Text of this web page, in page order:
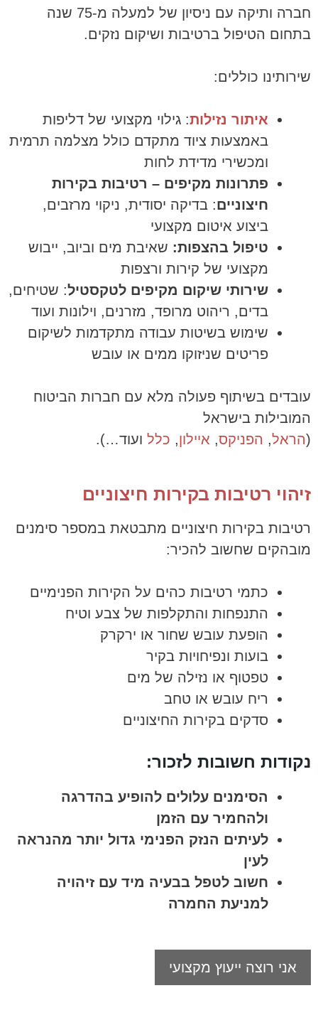
חברה ותיקה עם ניסיון של למעלה מ-75 שנה
בתחום הטיפול ברטיבות ושיקום נזקים.
שירותינו כוללים:
איתור נזילות: גילוי מקצועי של דליפות
באמצעות ציוד מתקדם כולל מצלמה תרמית
ומכשירי מדידת לחות
פתרונות מקיפים – רטיבות בקירות
חיצוניים: בדיקה יסודית, ניקוי מרזבים,
ביצוע איטום מקצועי
טיפול בהצפות: שאיבת מים וביוב, ייבוש
מקצועי של קירות ורצפות
שירותי שיקום מקיפים לטקסטיל: שטיחים,
בדים, ריהוט מרופד, מזרנים, וילונות ועוד
שימוש בשיטות עבודה מתקדמות לשיקום
פריטים שניזוקו ממים או עובש
עובדים בשיתוף פעולה מלא עם חברות הביטוח
המובילות בישראל
(הראל, הפניקס, איילון, כלל ועוד…).
זיהוי רטיבות בקירות חיצוניים
רטיבות בקירות חיצוניים מתבטאת במספר סימנים
מובהקים שחשוב להכיר:
כתמי רטיבות כהים על הקירות הפנימיים
התנפחות והתקלפות של צבע וטיח
הופעת עובש שחור או ירקרק
בועות ונפיחויות בקיר
טפטוף או נזילה של מים
ריח עובש או טחב
סדקים בקירות החיצוניים
נקודות חשובות לזכור:
הסימנים עלולים להופיע בהדרגה
ולהחמיר עם הזמן
לעיתים הנזק הפנימי גדול יותר מהנראה
לעין
חשוב לטפל בבעיה מיד עם זיהויה
למניעת החמרה
אני רוצה ייעוץ מקצועי